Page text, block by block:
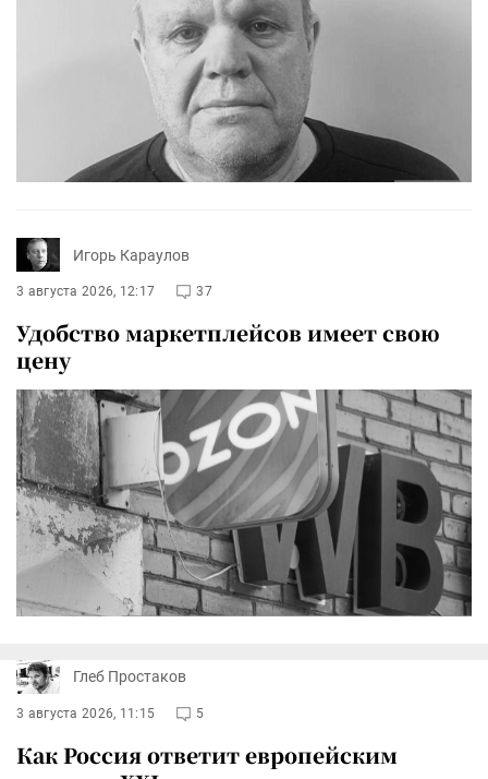
Игорь Караулов
3 августа 2026, 12:17 37
Удобство маркетплейсов имеет свою
цену
Глеб Простаков
3 августа 2026, 11:15 5
Как Россия ответит европейским